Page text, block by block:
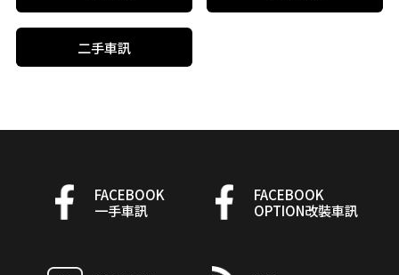
二手車訊
FACEBOOK
一手車訊
FACEBOOK
OPTION改裝車訊